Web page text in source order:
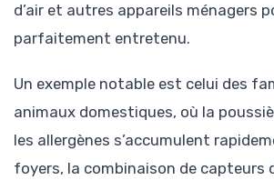
d’air et autres appareils ménagers
parfaitement entretenu.
Un exemple notable est celui des
animaux domestiques, où la
les allergènes s’accumulent
foyers, la combinaison de capteurs